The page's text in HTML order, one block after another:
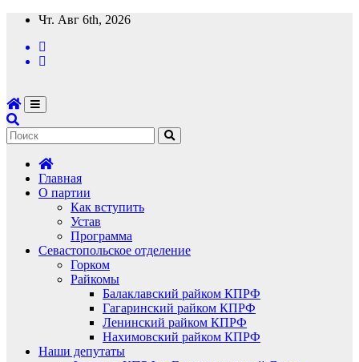
Перейти
содержимому
Чт. Авг 6th, 2026
Главная
О партии
Как вступить
Устав
Программа
Севастопольское отделение
Горком
Райкомы
Балаклавский райком КПРФ
Гагаринский райком КПРФ
Ленинский райком КПРФ
Нахимовский райком КПРФ
Наши депутаты